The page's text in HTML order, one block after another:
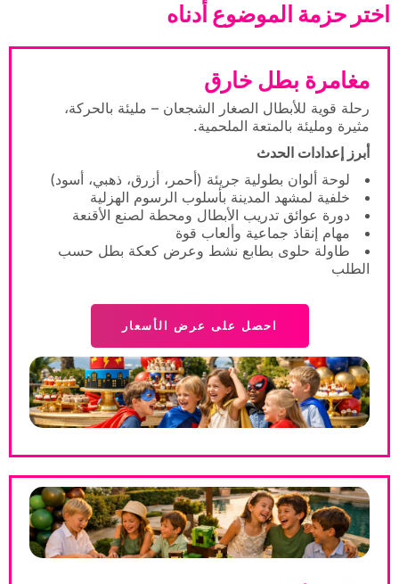
اختر حزمة الموضوع أدناه
مغامرة بطل خارق
رحلة قوية للأبطال الصغار الشجعان – مليئة بالحركة،
مثيرة ومليئة بالمتعة الملحمية.
أبرز إعدادات الحدث
لوحة ألوان بطولية جريئة (أحمر، أزرق، ذهبي، أسود)
خلفية لمشهد المدينة بأسلوب الرسوم الهزلية
دورة عوائق تدريب الأبطال ومحطة لصنع الأقنعة
مهام إنقاذ جماعية وألعاب قوة
طاولة حلوى بطابع نشط وعرض كعكة بطل حسب
الطلب
احصل على عرض الأسعار